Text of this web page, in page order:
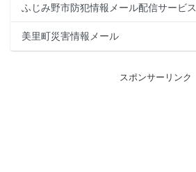
ふじみ野市防犯情報メール配信サービス
美里町災害情報メール
スポンサーリンク